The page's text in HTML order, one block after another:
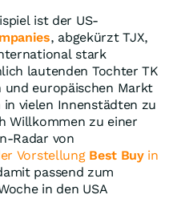
ist der US-
, abgekürzt TJX,
stark
lautenden Tochter TK
und europäischen Markt
vielen Innenstädten zu
Willkommen zu einer
Radar von
Vorstellung Best Buyin
passend zum
in den USA